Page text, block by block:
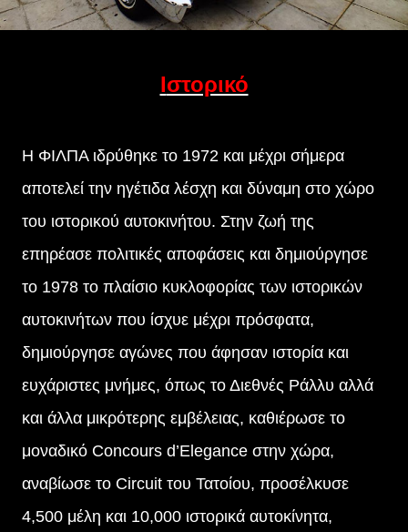
Ιστορικό
Η ΦΙΛΠΑ ιδρύθηκε το 1972 και μέχρι σήμερα
αποτελεί την ηγέτιδα λέσχη και δύναμη στο χώρο
του ιστορικού αυτοκινήτου. Στην ζωή της
επηρέασε πολιτικές αποφάσεις και δημιούργησε
το 1978 το πλαίσιο κυκλοφορίας των ιστορικών
αυτοκινήτων που ίσχυε μέχρι πρόσφατα,
δημιούργησε αγώνες που άφησαν ιστορία και
ευχάριστες μνήμες, όπως το Διεθνές Ράλλυ αλλά
και άλλα μικρότερης εμβέλειας, καθιέρωσε το
μοναδικό Concours d’Elegance στην χώρα,
αναβίωσε το Circuit του Τατοίου, προσέλκυσε
4,500 μέλη και 10,000 ιστορικά αυτοκίνητα,